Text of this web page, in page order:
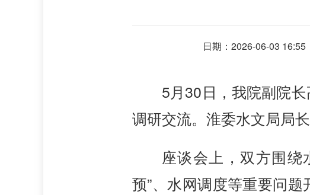
日期：2026-06-03 16:55
5月30日，我院副院
调研交流。淮委水文局局
座谈会上，双方围绕
预”、水网调度等重要问